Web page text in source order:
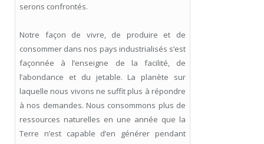
serons confrontés.
Notre façon de vivre, de produire et de
consommer dans nos pays industrialisés s’est
façonnée à l’enseigne de la facilité, de
l’abondance et du jetable. La planète sur
laquelle nous vivons ne suffit plus à répondre
à nos demandes. Nous consommons plus de
ressources naturelles en une année que la
Terre n’est capable d’en générer pendant